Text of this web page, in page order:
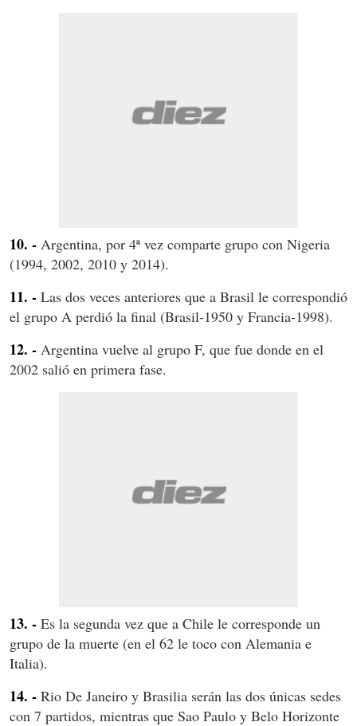
10. - Argentina, por 4ª vez comparte grupo con Nigeria
(1994, 2002, 2010 y 2014).
11. - Las dos veces anteriores que a Brasil le correspondió
el grupo A perdió la final (Brasil-1950 y Francia-1998).
12. - Argentina vuelve al grupo F, que fue donde en el
2002 salió en primera fase.
13. - Es la segunda vez que a Chile le corresponde un
grupo de la muerte (en el 62 le toco con Alemania e
Italia).
14. - Rio De Janeiro y Brasilia serán las dos únicas sedes
con 7 partidos, mientras que Sao Paulo y Belo Horizonte